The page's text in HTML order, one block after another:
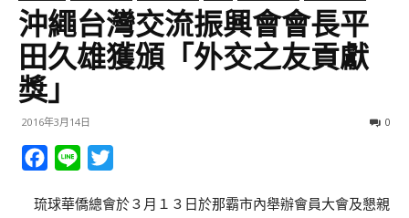
沖繩台灣交流振興會會長平
田久雄獲頒「外交之友貢獻
獎」
2016年3月14日 0
Facebook
Line
琉球華僑總會於３月１３日於那霸市內舉辦會員大會及懇親